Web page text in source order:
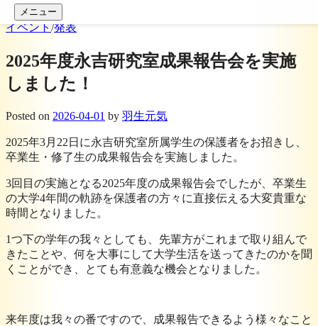
コンテンツへスキップ
メニュー
イベント/発表
2025年度永吉研究室成果報告会を実施
しました！
Posted on 2026-04-01 by 羽生元気
2025年3月22日に永吉研究室所属学生の保護者をお招きし、
卒業生・修了生の成果報告会を実施しました。
3回目の実施となる2025年度の成果報告会でしたが、卒業生
の大学4年間の軌跡を保護者の方々に直接伝える大変貴重な
時間となりました。
1つ下の学年の我々としても、先輩方がこれまで取り組んで
きたことや、何を大事にして大学生活を送ってきたのかを聞
くことができ、とても有意義な機会となりました。
来年度は我々の番ですので、成果報告できるよう様々なこと